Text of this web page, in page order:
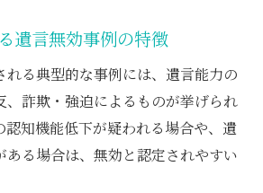
遺言無効事例の特徴
れる典型的な事例には、遺言能力の
、詐欺・強迫によるものが挙げられ
認知機能低下が疑われる場合や、遺
ある場合は、無効と認定されやすい